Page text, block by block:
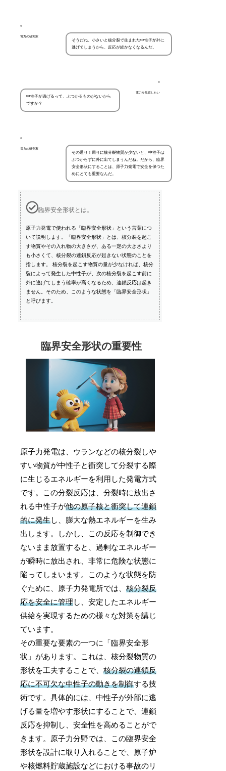
電力の研究家
そうだね。小さいと核分裂で生まれた中性子が外に
逃げてしまうから、反応が続かなくなるんだ。
電力を見直したい
中性子が逃げるって、ぶつかるものがないから
ですか？
電力の研究家
その通り！周りに核分裂物質が少ないと、中性子は
ぶつからずに外に出てしまうんだね。だから、臨界
安全形状にすることは、原子力発電で安全を保つた
めにとても重要なんだ。
臨界安全形状とは。
原子力発電で使われる「臨界安全形状」という言葉につ
いて説明します。「臨界安全形状」とは、核分裂を起こ
す物質やその入れ物の大きさが、ある一定の大きさより
も小さくて、核分裂の連鎖反応が起きない状態のことを
指します。 核分裂を起こす物質の量が少なければ、核分
裂によって発生した中性子が、次の核分裂を起こす前に
外に逃げてしまう確率が高くなるため、連鎖反応は起き
ません。そのため、このような状態を「臨界安全形状」
と呼びます。
臨界安全形状の重要性
原子力発電は、ウランなどの核分裂しや
すい物質が中性子と衝突して分裂する際
に生じるエネルギーを利用した発電方式
です。この分裂反応は、分裂時に放出さ
れる中性子が他の原子核と衝突して連鎖
的に発生し、膨大な熱エネルギーを生み
出します。しかし、この反応を制御でき
ないまま放置すると、過剰なエネルギー
が瞬時に放出され、非常に危険な状態に
陥ってしまいます。このような状態を防
ぐために、原子力発電所では、核分裂反
応を安全に管理し、安定したエネルギー
供給を実現するための様々な対策を講じ
ています。
その重要な要素の一つに「臨界安全形
状」があります。これは、核分裂物質の
形状を工夫することで、核分裂の連鎖反
応に不可欠な中性子の動きを制御する技
術です。具体的には、中性子が外部に逃
げる量を増やす形状にすることで、連鎖
反応を抑制し、安全性を高めることがで
きます。原子力分野では、この臨界安全
形状を設計に取り入れることで、原子炉
や核燃料貯蔵施設などにおける事故のリ